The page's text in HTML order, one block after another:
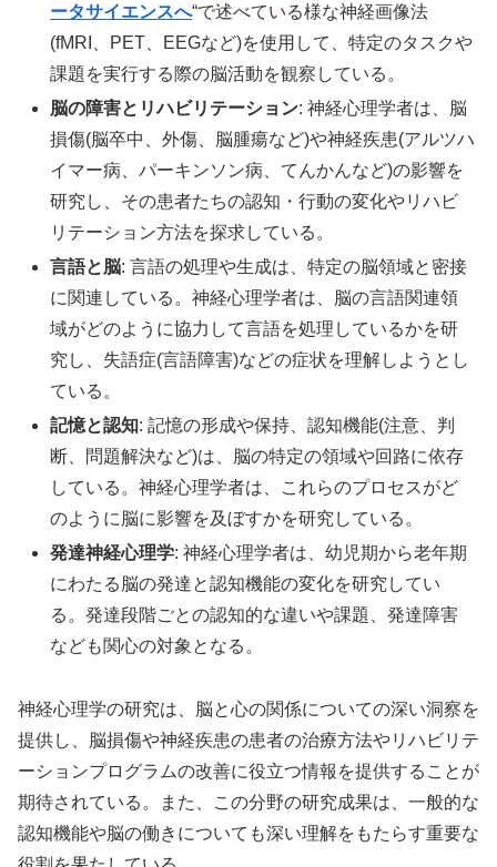
ータサイエンスへ“で述べている様な神経画像法
(fMRI、PET、EEGなど)を使用して、特定のタスクや
課題を実行する際の脳活動を観察している。
脳の障害とリハビリテーション: 神経心理学者は、脳
損傷(脳卒中、外傷、脳腫瘍など)や神経疾患(アルツハ
イマー病、パーキンソン病、てんかんなど)の影響を
研究し、その患者たちの認知・行動の変化やリハビ
リテーション方法を探求している。
言語と脳: 言語の処理や生成は、特定の脳領域と密接
に関連している。神経心理学者は、脳の言語関連領
域がどのように協力して言語を処理しているかを研
究し、失語症(言語障害)などの症状を理解しようとし
ている。
記憶と認知: 記憶の形成や保持、認知機能(注意、判
断、問題解決など)は、脳の特定の領域や回路に依存
している。神経心理学者は、これらのプロセスがど
のように脳に影響を及ぼすかを研究している。
発達神経心理学: 神経心理学者は、幼児期から老年期
にわたる脳の発達と認知機能の変化を研究してい
る。発達段階ごとの認知的な違いや課題、発達障害
なども関心の対象となる。
神経心理学の研究は、脳と心の関係についての深い洞察を
提供し、脳損傷や神経疾患の患者の治療方法やリハビリテ
ーションプログラムの改善に役立つ情報を提供することが
期待されている。また、この分野の研究成果は、一般的な
認知機能や脳の働きについても深い理解をもたらす重要な